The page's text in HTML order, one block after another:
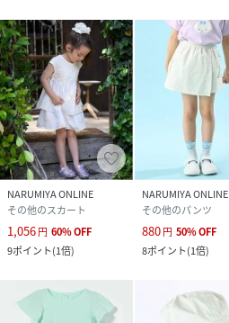
NARUMIYA ONLINE
その他のスカート
1,056円 60%OFF
9ポイント(1倍)
NARUMIYA ONLINE
その他のパンツ
880円 50%OFF
8ポイント(1倍)